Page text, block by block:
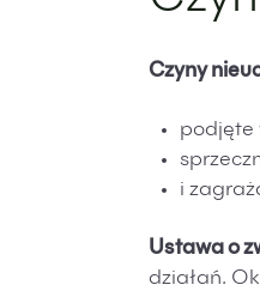
Czyny
Czyny
FAQ –
Czyny
podjęte
i
Ustawa o
działań.